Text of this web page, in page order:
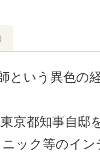
という異色の
京都知事自
ック等のイ